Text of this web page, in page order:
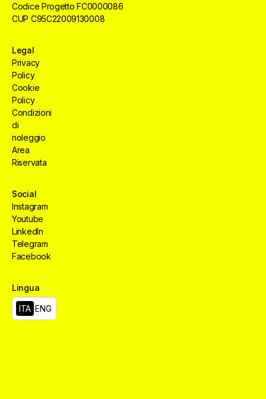
Codice Progetto FC0000086
CUP C95C22009130008
Legal
Privacy
Policy
Cookie
Policy
Condizioni
di
noleggio
Area
Riservata
Social
Instagram
Youtube
LinkedIn
Telegram
Facebook
Lingua
ITA ENG